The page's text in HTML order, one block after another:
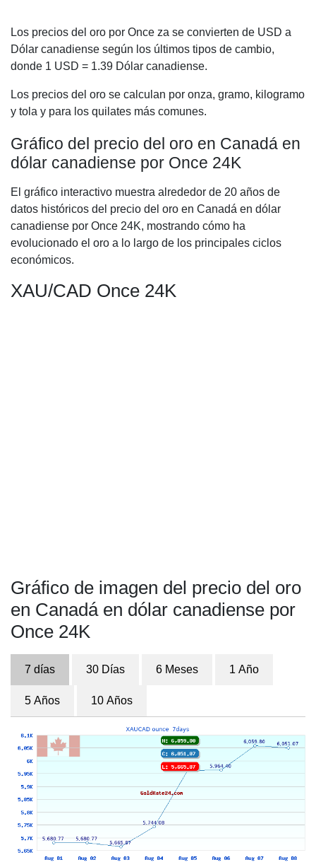
Los precios del oro por Once za se convierten de USD a
Dólar canadiense según los últimos tipos de cambio,
donde 1 USD = 1.39 Dólar canadiense.
Los precios del oro se calculan por onza, gramo, kilogramo
y tola y para los quilates más comunes.
Gráfico del precio del oro en Canadá en
dólar canadiense por Once 24K
El gráfico interactivo muestra alrededor de 20 años de
datos históricos del precio del oro en Canadá en dólar
canadiense por Once 24K, mostrando cómo ha
evolucionado el oro a lo largo de los principales ciclos
económicos.
XAU/CAD Once 24K
Gráfico de imagen del precio del oro
en Canadá en dólar canadiense por
Once 24K
7 días 30 Días 6 Meses 1 Año
5 Años 10 Años